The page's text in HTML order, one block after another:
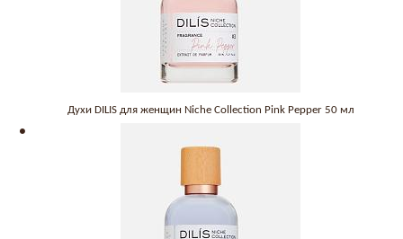
Духи DILIS для женщин Niche Collection Pink Pepper 50 мл